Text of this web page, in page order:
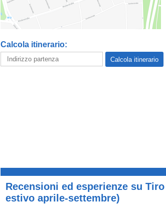
Calcola itinerario:
Recensioni ed esperienze su
estivo aprile-settembre)